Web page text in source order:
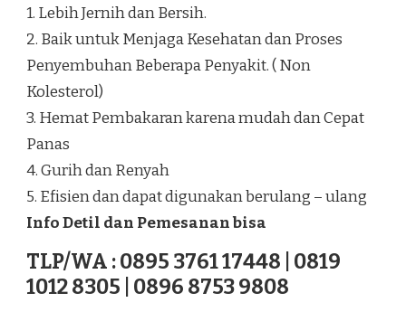
1. Lebih Jernih dan Bersih.
2. Baik untuk Menjaga Kesehatan dan Proses
Penyembuhan Beberapa Penyakit. ( Non
Kolesterol)
3. Hemat Pembakaran karena mudah dan Cepat
Panas
4. Gurih dan Renyah
5. Efisien dan dapat digunakan berulang – ulang
Info Detil dan Pemesanan bisa
TLP/WA : 0895 3761 17448 | 0819
1012 8305 | 0896 8753 9808